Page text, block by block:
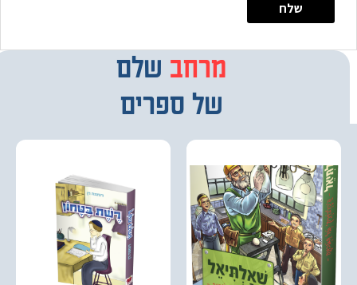
מרחב
מבחר
שלם
של ספרים